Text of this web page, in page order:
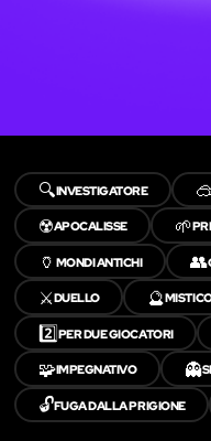
🔍INVESTIGATORE
☢️APOCALISSE 🌱
🏺 MONDI ANTICHI 👥
⚔️DUELLO 🔮
2️⃣PER DUE GIOCATORI
🧩IMPEGNATIVO 👻
🔓FUGA DALLA PRIGIONE